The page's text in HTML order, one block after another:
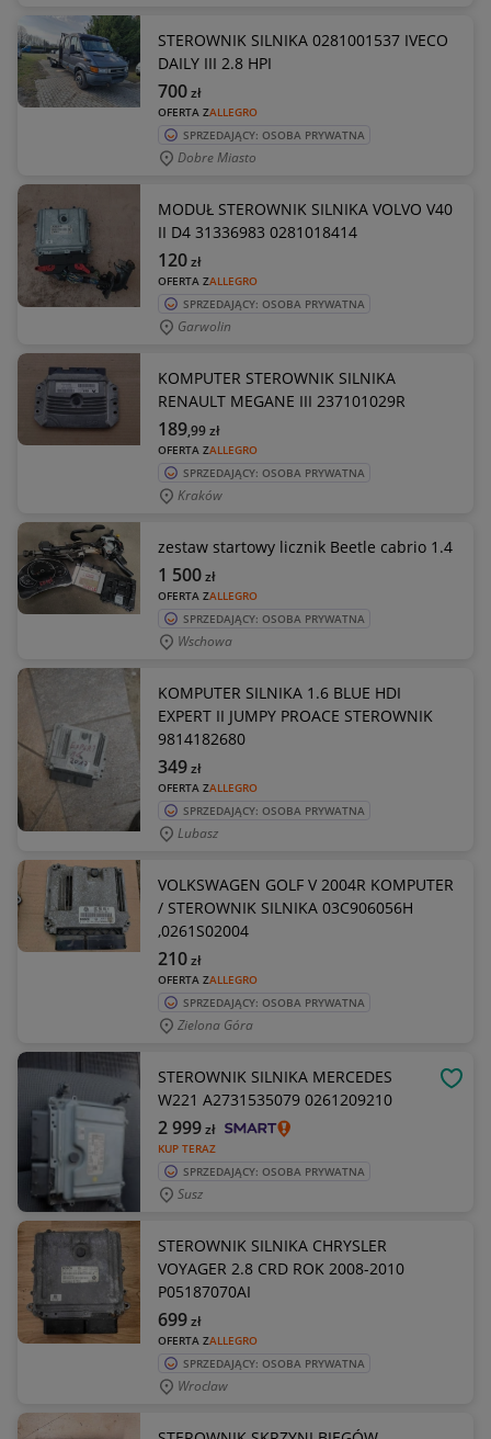
STEROWNIK SILNIKA 0281001537 IVECO
DAILY III 2.8 HPI
OFERTA ZALLEGRO
700zł
SPRZEDAJĄCY: OSOBA PRYWATNA
Dobre Miasto
MODUŁ STEROWNIK SILNIKA VOLVO V40
II D4 31336983 0281018414
OFERTA ZALLEGRO
120zł
SPRZEDAJĄCY: OSOBA PRYWATNA
Garwolin
KOMPUTER STEROWNIK SILNIKA
RENAULT MEGANE III 237101029R
OFERTA ZALLEGRO
189,99zł
SPRZEDAJĄCY: OSOBA PRYWATNA
Kraków
zestaw startowy licznik Beetle cabrio 1.4
OFERTA ZALLEGRO
1 500zł
SPRZEDAJĄCY: OSOBA PRYWATNA
Wschowa
KOMPUTER SILNIKA 1.6 BLUE HDI
EXPERT II JUMPY PROACE STEROWNIK
9814182680
OFERTA ZALLEGRO
349zł
SPRZEDAJĄCY: OSOBA PRYWATNA
Lubasz
VOLKSWAGEN GOLF V 2004R KOMPUTER
/ STEROWNIK SILNIKA 03C906056H
,0261S02004
OFERTA ZALLEGRO
210zł
SPRZEDAJĄCY: OSOBA PRYWATNA
Zielona Góra
STEROWNIK SILNIKA MERCEDES
W221 A2731535079 0261209210
KUP TERAZ
2 999zł
SPRZEDAJĄCY: OSOBA PRYWATNA
Susz
STEROWNIK SILNIKA CHRYSLER
VOYAGER 2.8 CRD ROK 2008-2010
P05187070AI
OFERTA ZALLEGRO
699zł
SPRZEDAJĄCY: OSOBA PRYWATNA
Wroclaw